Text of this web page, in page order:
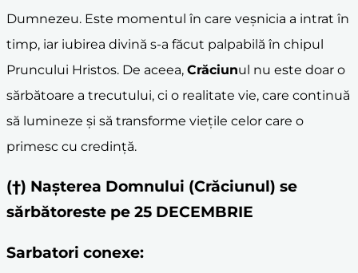
Dumnezeu. Este momentul în care veșnicia a intrat în
timp, iar iubirea divină s-a făcut palpabilă în chipul
Pruncului Hristos. De aceea, Crăciunul nu este doar o
sărbătoare a trecutului, ci o realitate vie, care continuă
să lumineze și să transforme viețile celor care o
primesc cu credință.
(†) Nașterea Domnului (Crăciunul) se
sărbătoreste pe 25 DECEMBRIE
Sarbatori conexe: